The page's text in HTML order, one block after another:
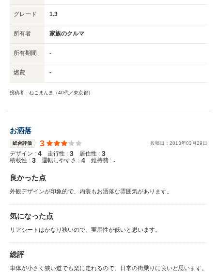
グレード 1.3
所有者 家族のクルマ
所有期間 -
燃費 -
投稿者：ねこまんま（40代／東京都）
お洒落
総合評価 3 投稿日： 2013年03 月29日
デザイン : 4 走行性 : 3 居住性 : 3
積載性 : 3 運転しやすさ : 4 維持費 : -
良かった点
外観デザインが印象的で、内装もお洒落な雰囲気があります。
気になった点
リアシートはかなり狭いので、実用性が低いと思います。
総評
車体が小さく狭い道でも楽に走れるので、日常の街乗りに良いと思います。